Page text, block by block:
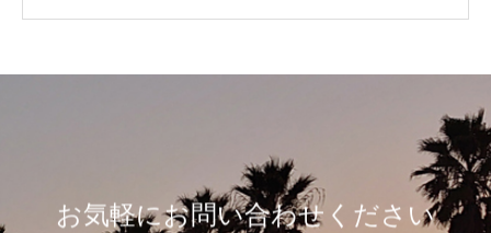
お気軽にお問い合わせください